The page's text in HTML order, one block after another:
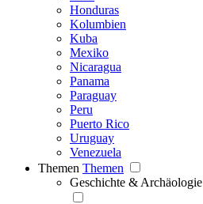
Honduras
Kolumbien
Kuba
Mexiko
Nicaragua
Panama
Paraguay
Peru
Puerto Rico
Uruguay
Venezuela
Themen Themen
Geschichte & Archäologie